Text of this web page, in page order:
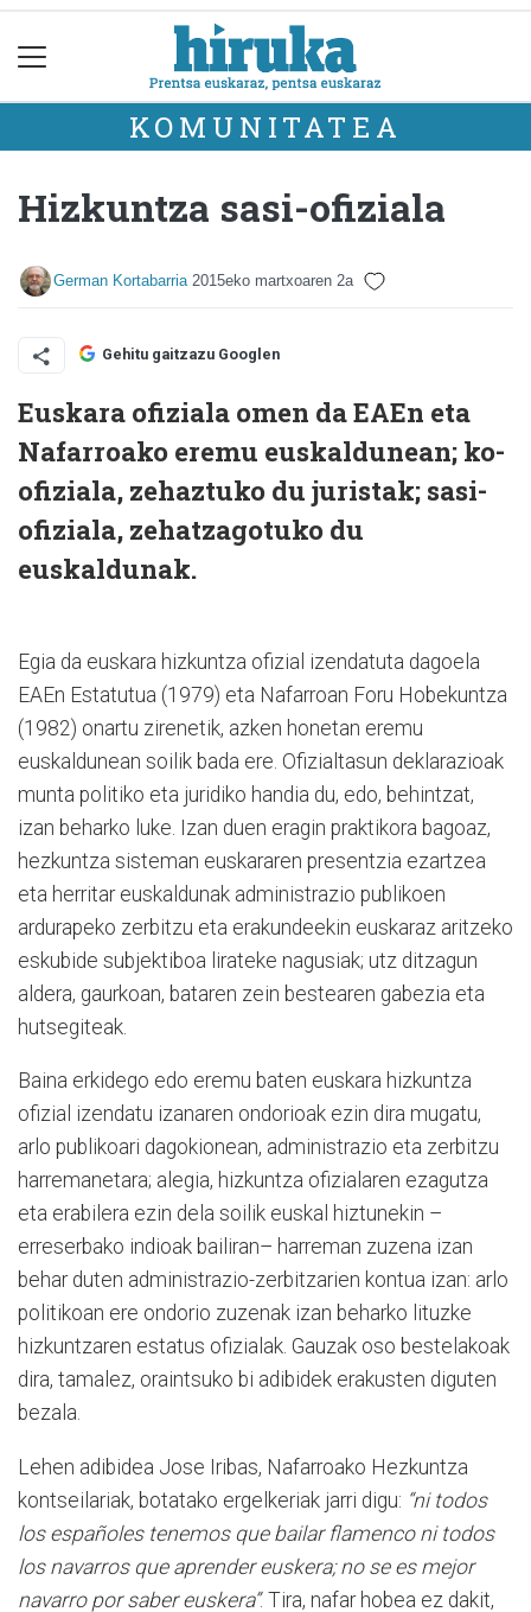
KOMUNITATEA
Hizkuntza sasi-ofiziala
German Kortabarria 2015eko martxoaren 2a
Gehitu gaitzazu Googlen
Euskara ofiziala omen da EAEn eta
Nafarroako eremu euskaldunean; ko-
ofiziala, zehaztuko du juristak; sasi-
ofiziala, zehatzagotuko du
euskaldunak.
Egia da euskara hizkuntza ofizial izendatuta dagoela
EAEn Estatutua (1979) eta Nafarroan Foru Hobekuntza
(1982) onartu zirenetik, azken honetan eremu
euskaldunean soilik bada ere. Ofizialtasun deklarazioak
munta politiko eta juridiko handia du, edo, behintzat,
izan beharko luke. Izan duen eragin praktikora bagoaz,
hezkuntza sisteman euskararen presentzia ezartzea
eta herritar euskaldunak administrazio publikoen
ardurapeko zerbitzu eta erakundeekin euskaraz aritzeko
eskubide subjektiboa lirateke nagusiak; utz ditzagun
aldera, gaurkoan, bataren zein bestearen gabezia eta
hutsegiteak.
Baina erkidego edo eremu baten euskara hizkuntza
ofizial izendatu izanaren ondorioak ezin dira mugatu,
arlo publikoari dagokionean, administrazio eta zerbitzu
harremanetara; alegia, hizkuntza ofizialaren ezagutza
eta erabilera ezin dela soilik euskal hiztunekin –
erreserbako indioak bailiran– harreman zuzena izan
behar duten administrazio-zerbitzarien kontua izan: arlo
politikoan ere ondorio zuzenak izan beharko lituzke
hizkuntzaren estatus ofizialak. Gauzak oso bestelakoak
dira, tamalez, oraintsuko bi adibidek erakusten diguten
bezala.
Lehen adibidea Jose Iribas, Nafarroako Hezkuntza
kontseilariak, botatako ergelkeriak jarri digu: “ni todos
los españoles tenemos que bailar flamenco ni todos
los navarros que aprender euskera; no se es mejor
navarro por saber euskera”. Tira, nafar hobea ez dakit,